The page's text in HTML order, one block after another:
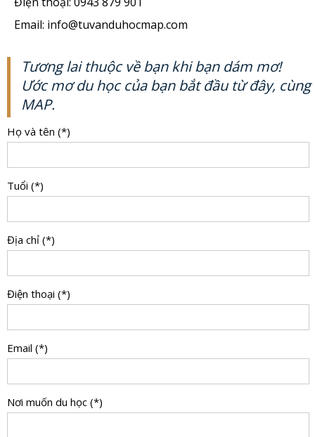
Email: info@tuvanduhocmap.com
Tương lai thuộc về bạn khi bạn dám mơ!
Ước mơ du học của bạn bắt đầu từ đây, cùng
MAP.
Họ và tên (*)
Tuổi (*)
Địa chỉ (*)
Điện thoại (*)
Email (*)
Nơi muốn du học (*)